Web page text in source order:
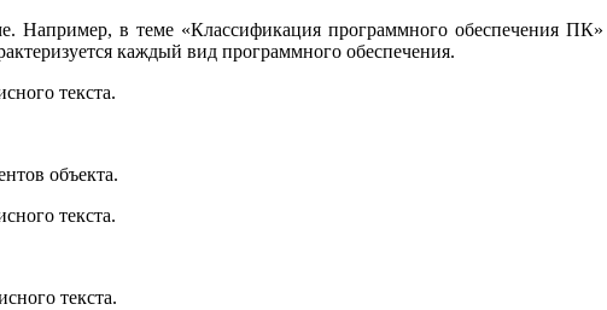
Например, в теме «Классификация программного обеспечения ПК»
каждый вид программного обеспечения.
текста.
объекта.
текста.
текста.